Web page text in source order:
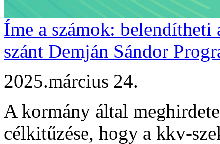
Íme a számok: belendítheti
szánt Demján Sándor
2025.március 24.
A kormány által
célkitűzése, hogy a kkv-